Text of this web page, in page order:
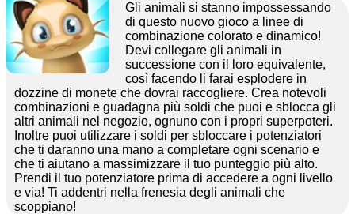
Gli animali si stanno impossessando
di questo nuovo gioco a linee di
combinazione colorato e dinamico!
Devi collegare gli animali in
successione con il loro equivalente,
così facendo li farai esplodere in
dozzine di monete che dovrai raccogliere. Crea notevoli
combinazioni e guadagna più soldi che puoi e sblocca gli
altri animali nel negozio, ognuno con i propri superpoteri.
Inoltre puoi utilizzare i soldi per sbloccare i potenziatori
che ti daranno una mano a completare ogni scenario e
che ti aiutano a massimizzare il tuo punteggio più alto.
Prendi il tuo potenziatore prima di accedere a ogni livello
e via! Ti addentri nella frenesia degli animali che
scoppiano!